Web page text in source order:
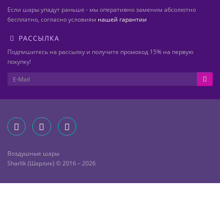
Если шары упадут раньше - мы оперативно заменим абсолютно
бесплатно, согласно условиям нашей гарантии
РАССЫЛКА
Подпишитесь на рассылку и получите промокод 15% на первую
покупку!
Воздушные шары
Sharlik (Шарлик) © 2016 – 2026